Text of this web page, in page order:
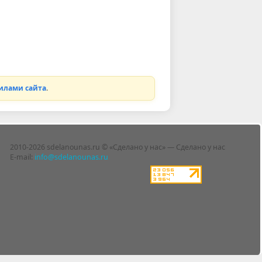
сайта.
2010-2026 sdelanounas.ru © «Сделано у нас» — Сделано у нас
E-mail: info@sdelanounas.ru